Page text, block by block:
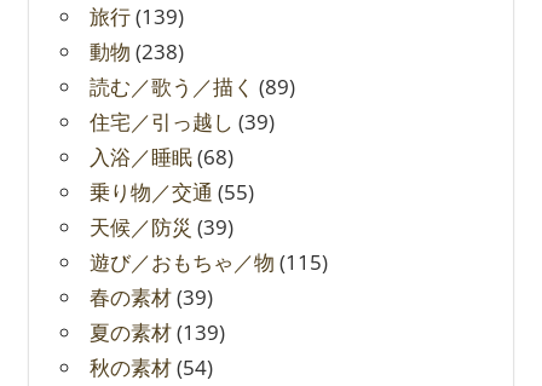
旅行(139)
動物 (238)
読む／歌う／描く (89)
住宅／引っ越し (39)
入浴／睡眠(68)
乗り物／交通 (55)
天候／防災 (39)
遊び／おもちゃ／物 (115)
春の素材(39)
夏の素材(139)
秋の素材(54)